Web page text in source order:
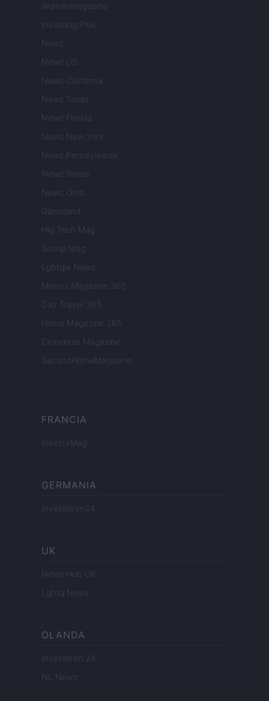
Womanmagazine
Investing Plus
Newz
Newz US
Newz California
Newz Texas
Newz Florida
Newz New York
Newz Pennsylvania
Newz Illinois
Newz Ohio
Gameland
Hig Tech Mag
Scoop Mag
Lgbtqia News
Motors Magazine 365
Day Travel 365
Home Magazine 365
Cineverse Magazine
SecondHomeMagazine
FRANCIA
InvestirMag
GERMANIA
Investieren24
UK
News Hub UK
Lgbtq News
OLANDA
Investeren 24
NL Newz